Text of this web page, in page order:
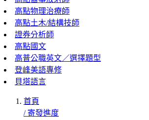
高點物理治療師
高點土木/結構技師
證券分析師
高點國文
高普公職英文／選擇題型
登峰美語專修
貝塔語言
首頁
/ 寄發進度